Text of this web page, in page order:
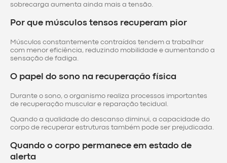
sobrecarga aumenta ainda mais a tensão.
Por que músculos tensos recuperam pior
Músculos constantemente contraídos tendem a trabalhar
com menor eficiência, reduzindo mobilidade e aumentando a
sensação de fadiga.
O papel do sono na recuperação física
Durante o sono, o organismo realiza processos importantes
de recuperação muscular e reparação tecidual.
Quando a qualidade do descanso diminui, a capacidade do
corpo de recuperar estruturas também pode ser prejudicada.
Quando o corpo permanece em estado de
alerta